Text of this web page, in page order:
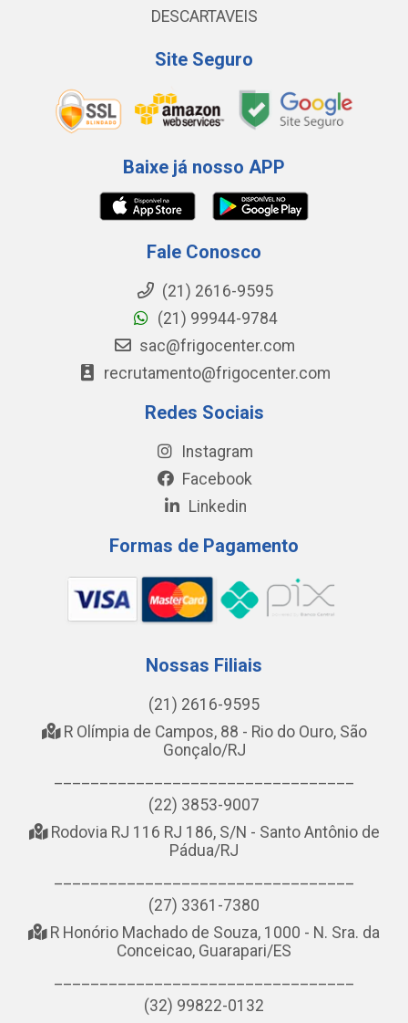
DESCARTAVEIS
Site Seguro
Baixe já nosso APP
Fale Conosco
(21) 2616-9595
(21) 99944-9784
sac@frigocenter.com
recrutamento@frigocenter.com
Redes Sociais
Instagram
Facebook
Linkedin
Formas de Pagamento
Nossas Filiais
(21) 2616-9595
R Olímpia de Campos, 88 - Rio do Ouro, São
Gonçalo/RJ
(22) 3853-9007
Rodovia RJ 116 RJ 186, S/N - Santo Antônio de
Pádua/RJ
(27) 3361-7380
R Honório Machado de Souza, 1000 - N. Sra. da
Conceicao, Guarapari/ES
(32) 99822-0132